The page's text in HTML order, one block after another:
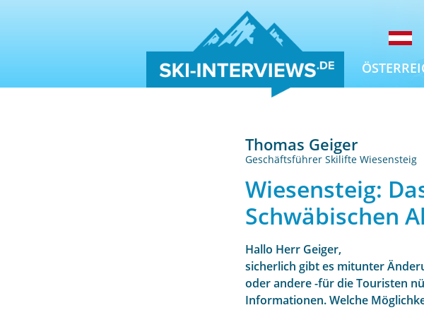
Thomas Geiger
Geschäftsführer Skilifte Wiesensteig
Wiesensteig:
Schwäbischen
Hallo Herr Geiger,
sicherlich gibt es mitunter
oder andere -für die Touristen
Informationen. Welche